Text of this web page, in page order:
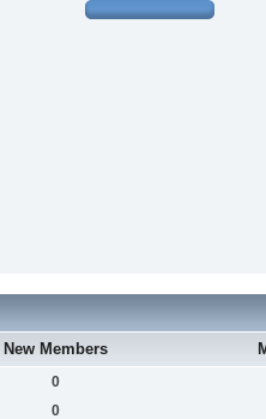
New Members
0
0